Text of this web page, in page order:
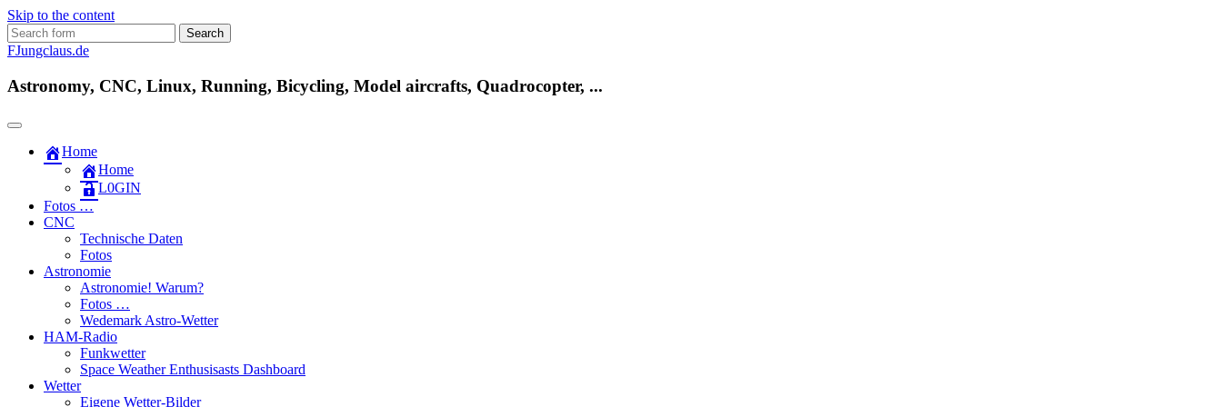
Skip to the content
Search
for:
FJungclaus.de
Astronomy, CNC, Linux, Running, Bicycling, Model aircrafts, Quadrocopter, ...
Home
Home
L​0​​GIN
Fotos …
CNC
Technische Daten
Fotos
Astronomie
Astronomie! Warum?
Fotos …
Wedemark Astro-Wetter
HAM-Radio
Funkwetter
Space Weather Enthusisasts Dashboard
Wetter
Eigene Wetter-Bilder